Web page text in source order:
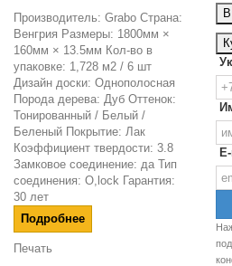
Производитель: Grabo Страна:
Венгрия Размеры: 1800мм ×
160мм × 13.5мм Кол-во в
упаковке: 1,728 м2 / 6 шт
Дизайн доски: Однополосная
Порода дерева: Дуб Оттенок:
Тонированный / Белый /
Беленый Покрытие: Лак
Коэффициент твердости: 3.8
Замковое соединение: да Тип
соединения: O,lock Гарантия:
30 лет
Подробнее
Печать